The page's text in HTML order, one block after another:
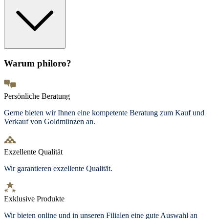
Warum philoro?
Persönliche Beratung
Gerne bieten wir Ihnen eine kompetente Beratung zum Kauf und
Verkauf von Goldmünzen an.
Exzellente Qualität
Wir garantieren exzellente Qualität.
Exklusive Produkte
Wir bieten online und in unseren Filialen eine gute Auswahl an